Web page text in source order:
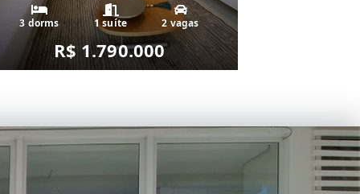
3 dorms 1 suíte 2 vagas
R$ 1.790.000